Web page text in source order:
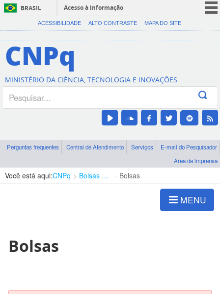
BRASIL
Acesso à informação
CORONAVÍRUS (COVID-19)
Canais
ACESSIBILIDADE ALTO CONTRASTE MAPA DO SITE
CNPq
MINISTÉRIO DA CIÊNCIA, TECNOLOGIA E INOVAÇÕES
Perguntas frequentes Central de Atendimento Serviços
E-mail do Pesquisador
Área de imprensa
Você está aqui:CNPq Bolsas e Auxílios Vigentes Bolsas
MENU
Bolsas